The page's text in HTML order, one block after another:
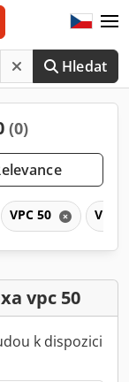
Hledat
(0)
VPC 50 VPC
vpc 50
k dispozici